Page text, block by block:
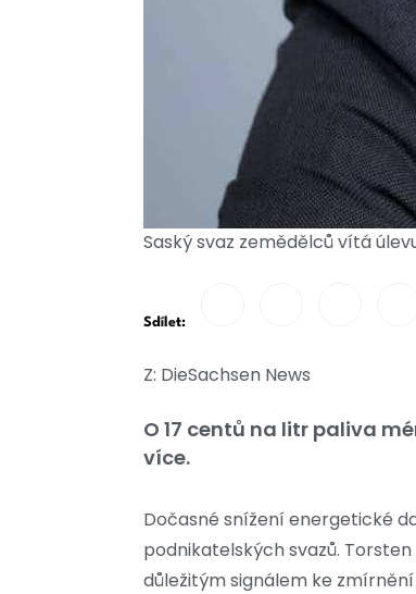
Saský svaz zemědělců vítá
Sdílet:
Z: DieSachsen News
O 17 centů na litr paliva
více.
Dočasné snížení energetické
podnikatelských svazů.
důležitým signálem ke